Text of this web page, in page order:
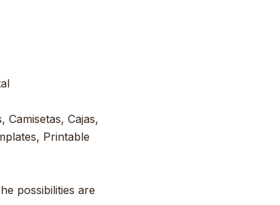
Camisetas, Cajas,
Printable
possibilities are